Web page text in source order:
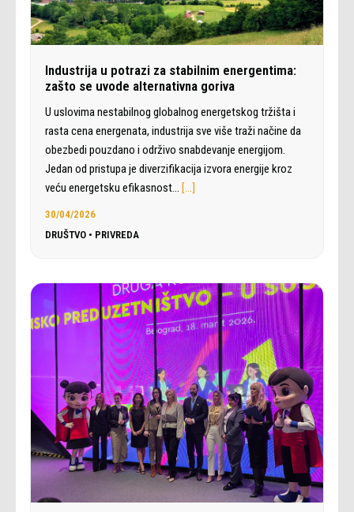
Industrija u potrazi za stabilnim energentima:
zašto se uvode alternativna goriva
U uslovima nestabilnog globalnog energetskog tržišta i
rasta cena energenata, industrija sve više traži načine da
obezbedi pouzdano i održivo snabdevanje energijom.
Jedan od pristupa je diverzifikacija izvora energije kroz
veću energetsku efikasnost… […]
30/04/2026
DRUŠTVO • PRIVREDA